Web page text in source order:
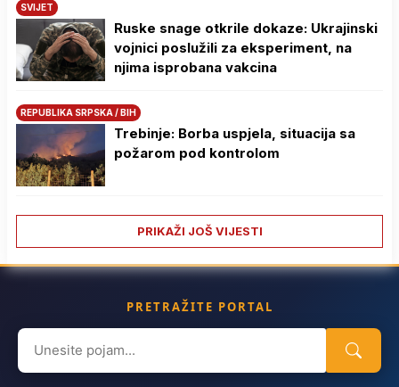
SVIJET
Ruske snage otkrile dokaze: Ukrajinski
vojnici poslužili za eksperiment, na
njima isprobana vakcina
REPUBLIKA SRPSKA / BIH
Trebinje: Borba uspjela, situacija sa
požarom pod kontrolom
PRIKAŽI JOŠ VIJESTI
PRETRAŽITE PORTAL
Search
for: